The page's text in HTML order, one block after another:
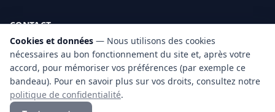
CONTACT
0683906678
Formulaire de contact
© 2026 Marseille Diagnostic immobilier ·
Cookies et données — Nous utilisons des cookies
nécessaires au bon fonctionnement du site et, après votre
accord, pour mémoriser vos préférences (par exemple ce
bandeau). Pour en savoir plus sur vos droits, consultez notre
politique de confidentialité.